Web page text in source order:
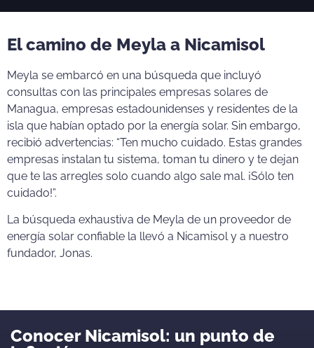
El camino de Meyla a Nicamisol
Meyla se embarcó en una búsqueda que incluyó
consultas con las principales empresas solares de
Managua, empresas estadounidenses y residentes de la
isla que habían optado por la energía solar. Sin embargo,
recibió advertencias: “Ten mucho cuidado. Estas grandes
empresas instalan tu sistema, toman tu dinero y te dejan
que te las arregles solo cuando algo sale mal. ¡Sólo ten
cuidado!”.
La búsqueda exhaustiva de Meyla de un proveedor de
energía solar confiable la llevó a Nicamisol y a nuestro
fundador, Jonas.
Conocer Nicamisol: un punto de